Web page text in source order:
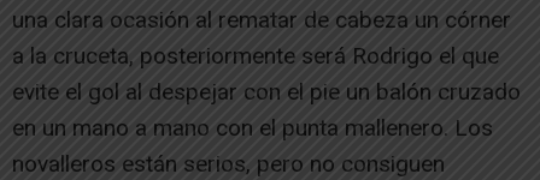
una clara ocasión al rematar de cabeza un córner
a la cruceta, posteriormente será Rodrigo el que
evite el gol al despejar con el pie un balón cruzado
en un mano a mano con el punta mallenero. Los
novalleros están serios, pero no consiguen